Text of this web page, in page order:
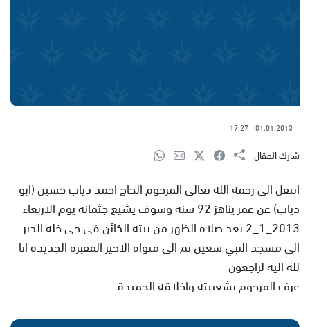
01.01.2013
17:27
شارك المقال
انتقل الى رحمه الله تعالى المرحوم الحاج احمد دياب حسين (ابو
دياب) عن عمر يناهز 92 سنه وسوف يشيع جثمانه يوم الاربعاء
2013_1_2 بعد صلاه الظهر من بيته الكائن في حي خلة الدير
الى مسجد النبي سعين ثم الى مثواه الاخير المقبره الجديده انا
لله اليه لراجعون
عرف المرحوم بشعبيته واخلاقة الحميدة